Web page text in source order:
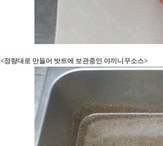
<정량대로 만들어 밧트에 보관중인 야끼니꾸소스>